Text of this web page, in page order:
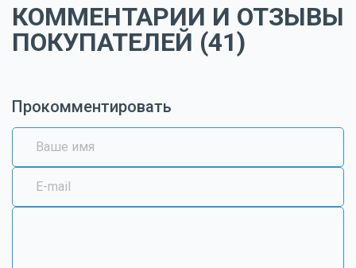
КОММЕНТАРИИ И ОТЗЫВЫ
ПОКУПАТЕЛЕЙ (41)
Прокомментировать